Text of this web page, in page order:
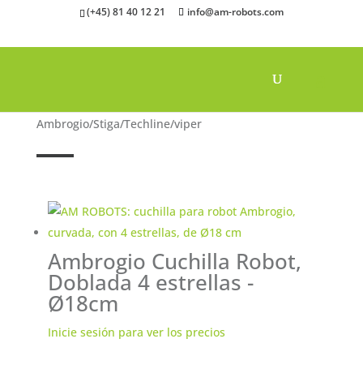
(+45) 81 40 12 21 info@am-robots.com
Ambrogio/Stiga/Techline/viper
Ambrogio Cuchilla Robot,
Doblada 4 estrellas -
Ø18cm
Inicie sesión para ver los precios